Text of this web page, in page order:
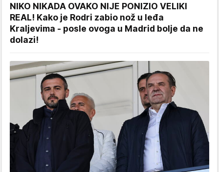
NIKO NIKADA OVAKO NIJE PONIZIO VELIKI
REAL! Kako je Rodri zabio nož u leđa
Kraljevima - posle ovoga u Madrid bolje da ne
dolazi!